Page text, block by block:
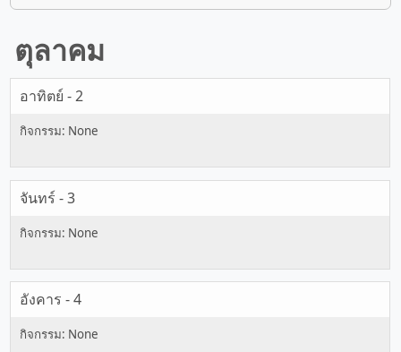
ตุลาคม
อาทิตย์ - 2
จันทร์ - 3
อังคาร - 4